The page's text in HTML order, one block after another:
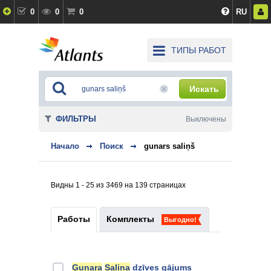
0 0 0 RU
ТИПЫ РАБОТ
Искать
Начало Поиск gunars saliņš
Видны 1 - 25 из 3469 на 139 страницах
Работы Комплекты Выгодно!
Gunara Saliņa dzīves gājums
ФИЛЬТРЫ Выключены